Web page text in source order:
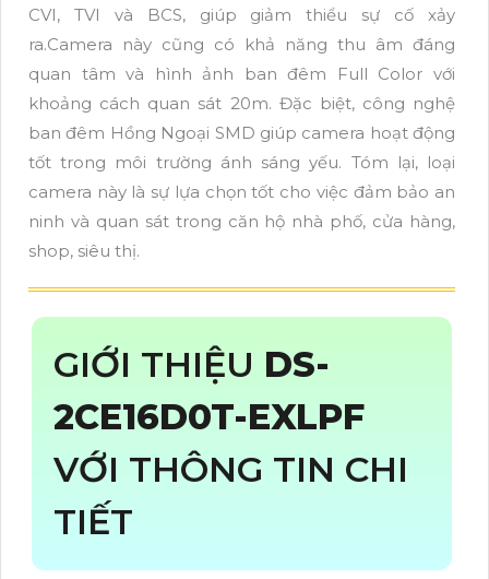
CVI, TVI và BCS, giúp giảm thiểu sự cố xảy
ra.Camera này cũng có khả năng thu âm đáng
quan tâm và hình ảnh ban đêm Full Color với
khoảng cách quan sát 20m. Đặc biệt, công nghệ
ban đêm Hồng Ngoại SMD giúp camera hoạt động
tốt trong môi trường ánh sáng yếu. Tóm lại, loại
camera này là sự lựa chọn tốt cho việc đảm bảo an
ninh và quan sát trong căn hộ nhà phố, cửa hàng,
shop, siêu thị.
GIỚI THIỆU DS-
2CE16D0T-EXLPF
VỚI THÔNG TIN CHI
TIẾT